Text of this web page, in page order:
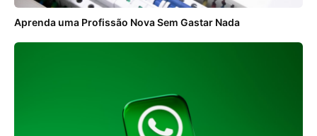
Aprenda uma Profissão Nova Sem Gastar Nada